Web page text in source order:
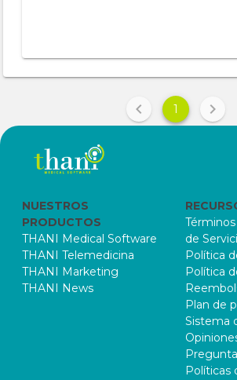
1
NUESTROS
PRODUCTOS
THANI Medical Software
THANI Telemedicina
THANI Marketing
THANI News
de
Política
Política
Plan de
Sistema
Políticas